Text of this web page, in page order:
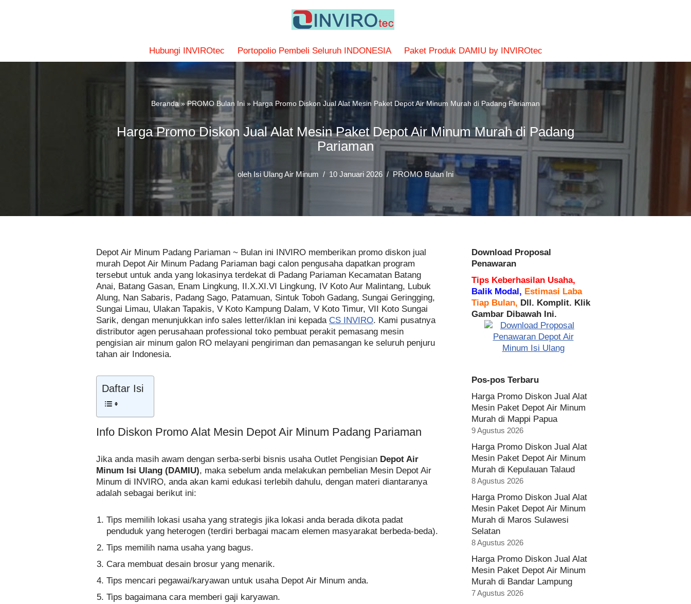
Hubungi INVIROtec Portopolio Pembeli Seluruh INDONESIA Paket Produk DAMIU by INVIROtec
Beranda»PROMO Bulan Ini » Harga Promo Diskon Jual Alat Mesin Paket Depot Air Minum Murah di Padang Pariaman
Harga Promo Diskon Jual Alat Mesin Paket Depot Air Minum Murah di Padang
Pariaman
olehIsi Ulang Air Minum 10 Januari 2026 PROMO Bulan Ini
Depot Air Minum Padang Pariaman ~ Bulan ini INVIRO memberikan promo diskon jual
murah Depot Air Minum Padang Pariaman bagi calon pengusaha dapatkan program
tersebut untuk anda yang lokasinya terdekat di Padang Pariaman Kecamatan Batang
Anai, Batang Gasan, Enam Lingkung, II.X.XI.VI Lingkung, IV Koto Aur Malintang, Lubuk
Alung, Nan Sabaris, Padang Sago, Patamuan, Sintuk Toboh Gadang, Sungai Geringging,
Sungai Limau, Ulakan Tapakis, V Koto Kampung Dalam, V Koto Timur, VII Koto Sungai
Sarik, dengan menunjukkan info sales letter/iklan ini kepada CS INVIRO. Kami pusatnya
distributor agen perusahaan professional toko pembuat perakit pemasang mesin
pengisian air minum galon RO melayani pengiriman dan pemasangan ke seluruh penjuru
tahan air Indonesia.
Daftar Isi
Info Diskon Promo Alat Mesin Depot Air Minum Padang Pariaman
Jika anda masih awam dengan serba-serbi bisnis usaha Outlet Pengisian Depot Air
Minum Isi Ulang (DAMIU), maka sebelum anda melakukan pembelian Mesin Depot Air
Minum di INVIRO, anda akan kami edukasi terlebih dahulu, dengan materi diantaranya
adalah sebagai berikut ini:
Tips memilih lokasi usaha yang strategis jika lokasi anda berada dikota padat
penduduk yang heterogen (terdiri berbagai macam elemen masyarakat berbeda-beda).
Tips memilih nama usaha yang bagus.
Cara membuat desain brosur yang menarik.
Tips mencari pegawai/karyawan untuk usaha Depot Air Minum anda.
Tips bagaimana cara memberi gaji karyawan.
Download Proposal
Penawaran
Tips Keberhasilan Usaha,
Balik Modal, Estimasi Laba
Tiap Bulan, Dll. Komplit. Klik
Gambar Dibawah Ini.
Pos-pos Terbaru
Harga Promo Diskon Jual Alat
Mesin Paket Depot Air Minum
Murah di Mappi Papua
9 Agustus 2026
Harga Promo Diskon Jual Alat
Mesin Paket Depot Air Minum
Murah di Kepulauan Talaud
8 Agustus 2026
Harga Promo Diskon Jual Alat
Mesin Paket Depot Air Minum
Murah di Maros Sulawesi
Selatan
8 Agustus 2026
Harga Promo Diskon Jual Alat
Mesin Paket Depot Air Minum
Murah di Bandar Lampung
7 Agustus 2026